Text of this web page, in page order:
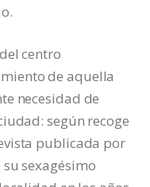
centro
de aquella
necesidad de
según recoge
publicada por
sexagésimo